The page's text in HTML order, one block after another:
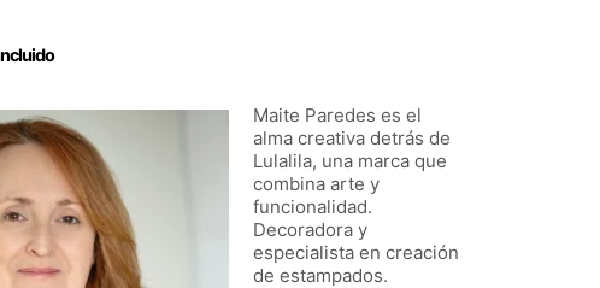
Maite Paredes es el
alma creativa detrás de
Lulalila, una marca que
combina arte y
funcionalidad.
Decoradora y
especialista en creación
de estampados.